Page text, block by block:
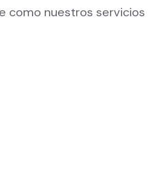
como nuestros servicios